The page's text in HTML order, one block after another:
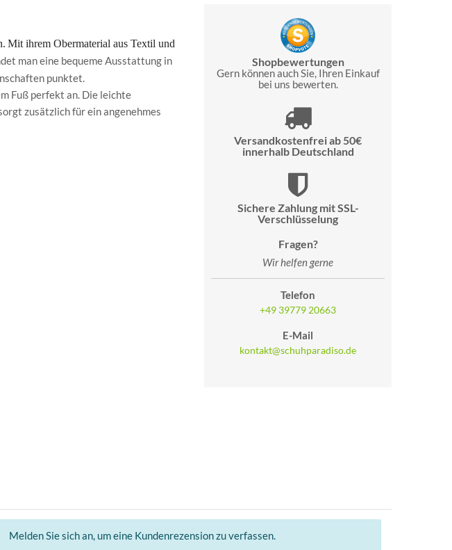
Mit ihrem Obermaterial aus Textil und
man eine bequeme Ausstattung in
punktet.
Fuß perfekt an. Die leichte
zusätzlich für ein angenehmes
Shopbewertungen
Gern können auch Sie, Ihren Einkauf
bei uns bewerten.
Versandkostenfrei ab 50€
innerhalb Deutschland
Sichere Zahlung mit SSL-
Verschlüsselung
Fragen?
Wir helfen gerne
Telefon
+49 39779 20663
E-Mail
kontakt@schuhparadiso.de
Melden Sie sich an, um eine Kundenrezension zu verfassen.